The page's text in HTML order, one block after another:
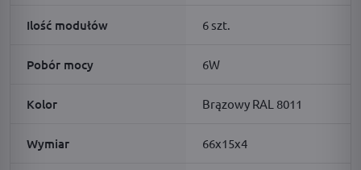
Ilość modułów 6 szt.
Pobór mocy 6W
Kolor Brązowy RAL 8011
Wymiar 66x15x4